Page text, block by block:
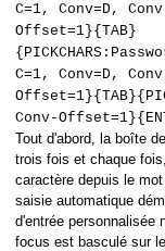
C=1, Conv=D,
Offset=1}{TAB}
C=1, Conv=D,
Conv-
Tout d'abord, la boîte
trois fois et chaque
caractère depuis le
saisie automatique
d'entrée personnalisée
focus est basculé sur